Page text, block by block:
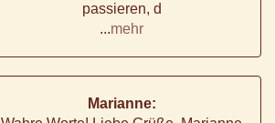
passieren, d
...mehr
Marianne: